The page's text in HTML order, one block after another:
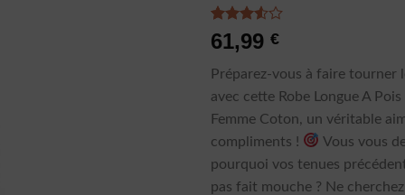
Noté
3.50sur
sur
2
notations
client
61,99€
Préparez-vous à faire tourner
avec cette Robe Longue A
Femme Coton, un véritable
compliments !
Vous vous
pourquoi vos tenues
pas fait mouche ? Ne